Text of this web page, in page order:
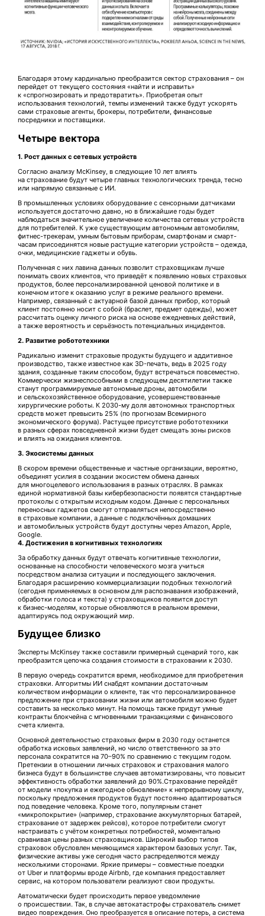
Благодаря этому кардинально преобразится сектор страхования – он
перейдет от текущего состояния «найти и исправить»
к «спрогнозировать и предотвратить». Приобретая опыт
использования технологий, темпы изменений также будут ускорять
сами страховые агенты, брокеры, потребители, финансовые
посредники и поставщики.
Четыре вектора
1. Рост данных с сетевых устройств
Согласно анализу McKinsey, в следующие 10 лет влиять
на страхование будут четыре главных технологических тренда, тесно
или напрямую связанные с ИИ.
В промышленных условиях оборудование с сенсорными датчиками
используется достаточно давно, но в ближайшие годы будет
наблюдаться значительное увеличение количества сетевых устройств
для потребителей. К уже существующим автономным автомобилям,
фитнес-трекерам, умным бытовым приборам, смартфонам и смарт-
часам присоединятся новые растущие категории устройств – одежда,
очки, медицинские гаджеты и обувь.
Полученная с них лавина данных позволит страховщикам лучше
понимать своих клиентов, что приведёт к появлению новых страховых
продуктов, более персонализированной ценовой политике и в
конечном итоге к оказанию услуг в режиме реального времени.
Например, связанный с актуарной базой данных прибор, который
клиент постоянно носит с собой (браслет, предмет одежды), может
рассчитать оценку личного риска на основе ежедневных действий,
а также вероятность и серьёзность потенциальных инцидентов.
2. Развитие робототехники
Радикально изменит страховые продукты будущего и аддитивное
производство, также известное как 3D-печать, ведь в 2025 году
здания, созданные таким способом, будут встречаться повсеместно.
Коммерчески жизнеспособными в следующем десятилетии также
станут программируемые автономные дроны, автомобили
и сельскохозяйственное оборудование, усовершенствованные
хирургические роботы. К 2030-му доля автономных транспортных
средств может превысить 25% (по прогнозам Всемирного
экономического форума). Растущее присутствие робототехники
в разных сферах повседневной жизни будет смещать зоны рисков
и влиять на ожидания клиентов.
3. Экосистемы данных
В скором времени общественные и частные организации, вероятно,
объединят усилия в создании экосистем обмена данных
для многоцелевого использования в разных отраслях. В рамках
единой нормативной базы кибербезопасности появятся стандартные
протоколы с открытым исходным кодом. Данные с персональных
переносных гаджетов смогут отправляться непосредственно
в страховые компании, а данные с подключённых домашних
и автомобильных устройств будут доступны через Amazon, Apple,
Google.
4. Достижения в когнитивных технологиях
За обработку данных будут отвечать когнитивные технологии,
основанные на способности человеческого мозга учиться
посредством анализа ситуации и последующего заключения.
Благодаря расширению коммерциализации подобных технологий
(сегодня применяемых в основном для распознавания изображений,
обработки голоса и текста) у страховщиков появится доступ
к бизнес-моделям, которые обновляются в реальном времени,
адаптируясь под окружающий мир.
Будущее близко
Эксперты McKinsey также составили примерный сценарий того, как
преобразится цепочка создания стоимости в страховании к 2030.
В первую очередь сократится время, необходимое для приобретения
страховки. Алгоритмы ИИ снабдят компании достаточным
количеством информации о клиенте, так что персонализированное
предложение при страховании жизни или автомобиля можно будет
составить за несколько минут. На помощь также придут умные
контракты блокчейна с мгновенными транзакциями с финансового
счета клиента.
Основной деятельностью страховых фирм в 2030 году останется
обработка исковых заявлений, но число ответственного за это
персонала сократится на 70–90% по сравнению с текущим годом.
Претензии в отношении личных страховок и страхования малого
бизнеса будут в большинстве случаев автоматизированы, что повысит
эффективность обработки заявлений до 90%.Страхование перейдёт
от модели «покупка и ежегодное обновление» к непрерывному циклу,
поскольку предложения продуктов будут постоянно адаптироваться
под поведение человека. Кроме того, популярным станет
«микропокрытие» (например, страхование аккумуляторных батарей,
страхование от задержек рейсов), которое потребители смогут
настраивать с учётом конкретных потребностей, моментально
сравнивая цены разных страховщиков. Широкий выбор типов
страховок обусловлен меняющимся характером базовых услуг. Так,
физические активы уже сегодня часто распределяются между
несколькими сторонами. Яркие примеры – совместные поездки
от Uber и платформы вроде Airbnb, где компания предоставляет
сервис, на котором пользователи реализуют свои продукты.
Автоматически будет происходить первое уведомление
о происшествии. Так, в случае автокатастрофы страхователь снимет
видео повреждения. Оно преобразуется в описание потерь, а система